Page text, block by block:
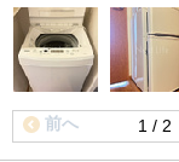
1 / 2
前へ